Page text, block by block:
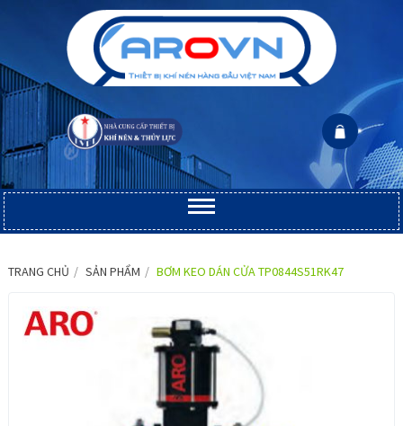
TRANG CHỦ SẢN PHẨM BƠM KEO DÁN CỬA TP0844S51RK47